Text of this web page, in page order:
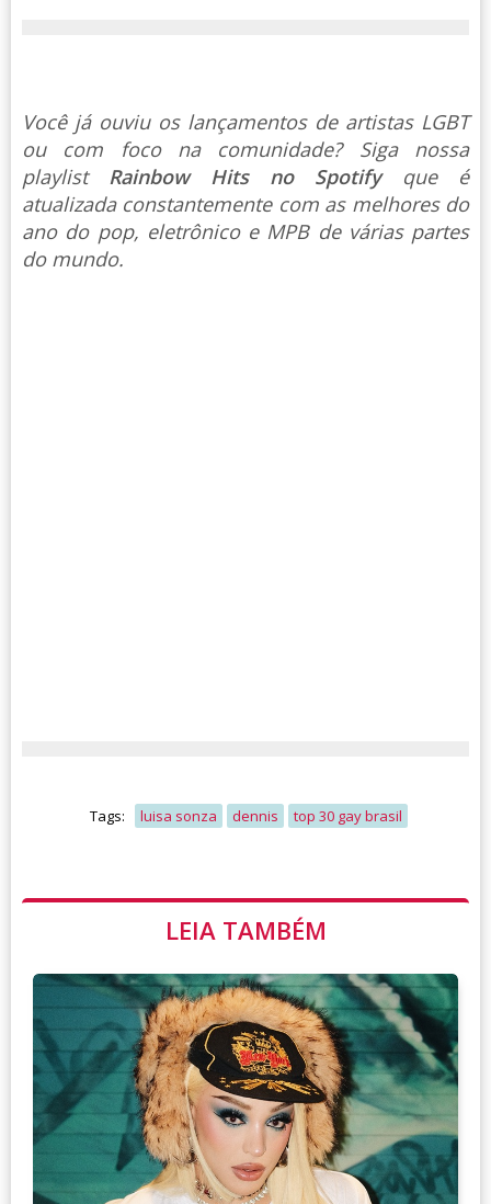
Você já ouviu os lançamentos de artistas LGBT
ou com foco na comunidade? Siga nossa
playlist Rainbow Hits no Spotify que é
atualizada constantemente com as melhores do
ano do pop, eletrônico e MPB de várias partes
do mundo.
Tags: luisa sonza dennis top 30 gay brasil
LEIA TAMBÉM